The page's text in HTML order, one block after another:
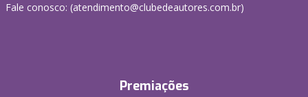
Fale conosco: (atendimento@clubedeautores.com.br)
Premiações